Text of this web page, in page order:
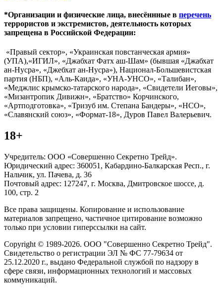
*Организации и физические лица, внесённные в перечень
террористов и экстремистов, деятельность которых
запрещена в Российской Федерации:
«Правый сектор», «Украинская повстанческая армия»
(УПА),«ИГИЛ», «Джабхат Фатх аш-Шам» (бывшая «Джабхат
ан-Нусра», «Джебхат ан-Нусра»), Национал-Большевистская
партия (НБП), «Аль-Каида», «УНА-УНСО», «Талибан»,
«Меджлис крымско-татарского народа», «Свидетели Иеговы»,
«Мизантропик Дивижн», «Братство» Корчинского,
«Артподготовка», «Тризуб им. Степана Бандеры», «НСО»,
«Славянский союз», «Формат-18», Дуров Павел Валерьевич.
18+
Учредитель: ООО «Совершенно Секретно Трейд».
Юридический адрес: 360051, Кабардино-Балкарская Респ., г.
Нальчик, ул. Пачева, д. 36
Почтовый адрес: 127247, г. Москва, Дмитровское шоссе, д.
100, стр. 2
Все права защищены. Копирование и использование
материалов запрещено, частичное цитирование возможно
только при условии гиперссылки на сайт.
Copyright © 1989-2026. ООО "Совершенно Секретно Трейд".
Свидетельство о регистрации ЭЛ № ФС 77-79634 от
25.12.2020 г., выдано Федеральной службой по надзору в
сфере связи, информационных технологий и массовых
коммуникаций.